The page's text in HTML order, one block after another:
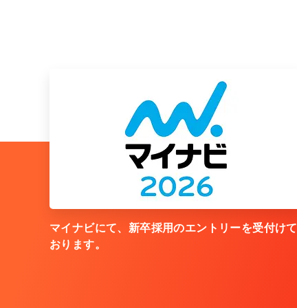
マイナビにて、新卒採用のエントリーを受付けて
おります。